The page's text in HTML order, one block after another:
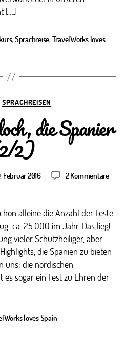
[…]
, Sprachreise, TravelWorks loves
Kategorien
SPRACHREISEN
die Spanier
2)
Februar 2016 2 Kommentarezu
die
alleine die Anzahl der Feste
ca. 25.000 im Jahr. Das liegt
vieler Schutzheiliger, aber
die Spanien zu bieten
uns: die nordischen
es sogar ein Fest zu Ehren der
loves Spain